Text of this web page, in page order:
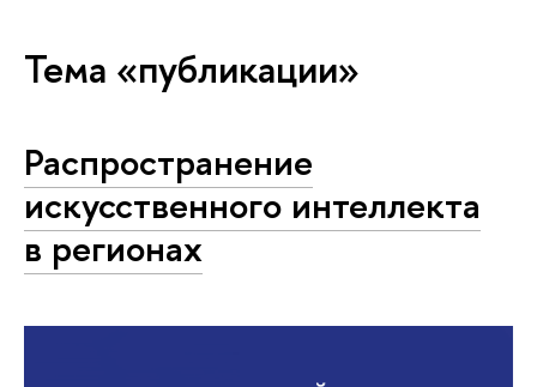
Тема «публикации»
Распространение
искусственного интеллекта
в регионах